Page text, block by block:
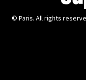
© Paris. All rights